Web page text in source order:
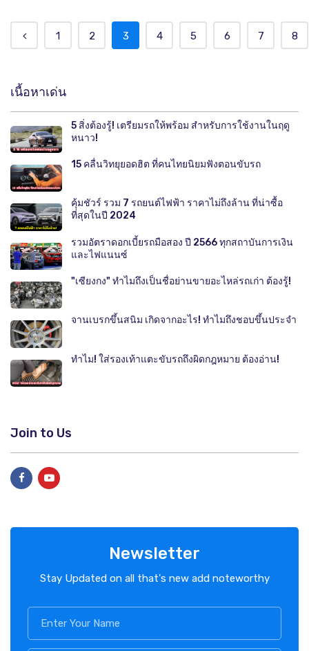
1 2 3 4 5 6 7 8
เนื้อหาเด่น
5 สิ่งต้องรู้! เตรียมรถให้พร้อม สำหรับการใช้งานในฤดู
หนาว!
15 คลื่นวิทยุยอดฮิต ที่คนไทยนิยมฟังตอนขับรถ
คุ้มชัวร์ รวม 7 รถยนต์ไฟฟ้า ราคาไม่ถึงล้าน ที่น่าซื้อ
ที่สุดในปี 2024
รวมอัตราดอกเบี้ยรถมือสอง ปี 2566 ทุกสถาบันการเงิน
และไฟแนนซ์
"เซียงกง" ทำไมถึงเป็นชื่อย่านขายอะไหล่รถเก่า ต้องรู้!
จานเบรกขึ้นสนิม เกิดจากอะไร! ทำไมถึงชอบขึ้นประจำ
ทำไม! ใส่รองเท้าแตะขับรถถึงผิดกฎหมาย ต้องอ่าน!
Join to Us
Newsletter
Stay Updated on all that's new add noteworthy